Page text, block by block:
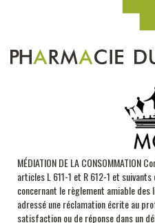
MÉDIATION DE LA
articles L 611-1 et R 612-1 et
concernant le règlement amiable
adressé une réclamation écrite au
satisfaction ou de réponse dans un